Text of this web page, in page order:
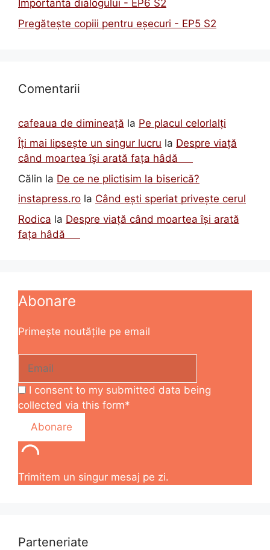
Importanta dialogului - EP6 S2
Pregătește copiii pentru eșecuri - EP5 S2
Comentarii
cafeaua de dimineață la Pe placul celorlalți
Îți mai lipsește un singur lucru la Despre viață
când moartea își arată fața hâdă
Călin la De ce ne plictisim la biserică?
instapress.ro la Când ești speriat privește cerul
Rodica la Despre viață când moartea își arată
fața hâdă
Abonare
Primește noutățile pe email
I consent to my submitted data being
collected via this form*
Trimitem un singur mesaj pe zi.
Parteneriate